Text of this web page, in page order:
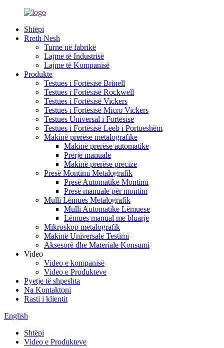
Shtëpi
Rreth Nesh
Turne në fabrikë
Lajme të Industrisë
Lajme të Kompanisë
Produkte
Testues i Fortësisë Brinell
Testues i Fortësisë Rockwell
Testues i Fortësisë Vickers
Testues i Fortësisë Micro Vickers
Testues Universal i Fortësisë
Testues i Fortësisë Leeb i Portueshëm
Makinë prerëse metalografike
Makinë prerëse automatike
Prerje manuale
Makinë prerëse precize
Presë Montimi Metalografik
Presë Automatike Montimi
Presë manuale për montim
Mulli Lëmues Metalografik
Mulli Automatike Lëmuese
Lëmues manual me bluarje
Mikroskop metalografik
Makinë Universale Testimi
Aksesorë dhe Materiale Konsumi
Video
Video e kompanisë
Video e Produkteve
Pyetje të shpeshta
Na Kontaktoni
Rasti i klientit
English
Shtëpi
Video e Produkteve